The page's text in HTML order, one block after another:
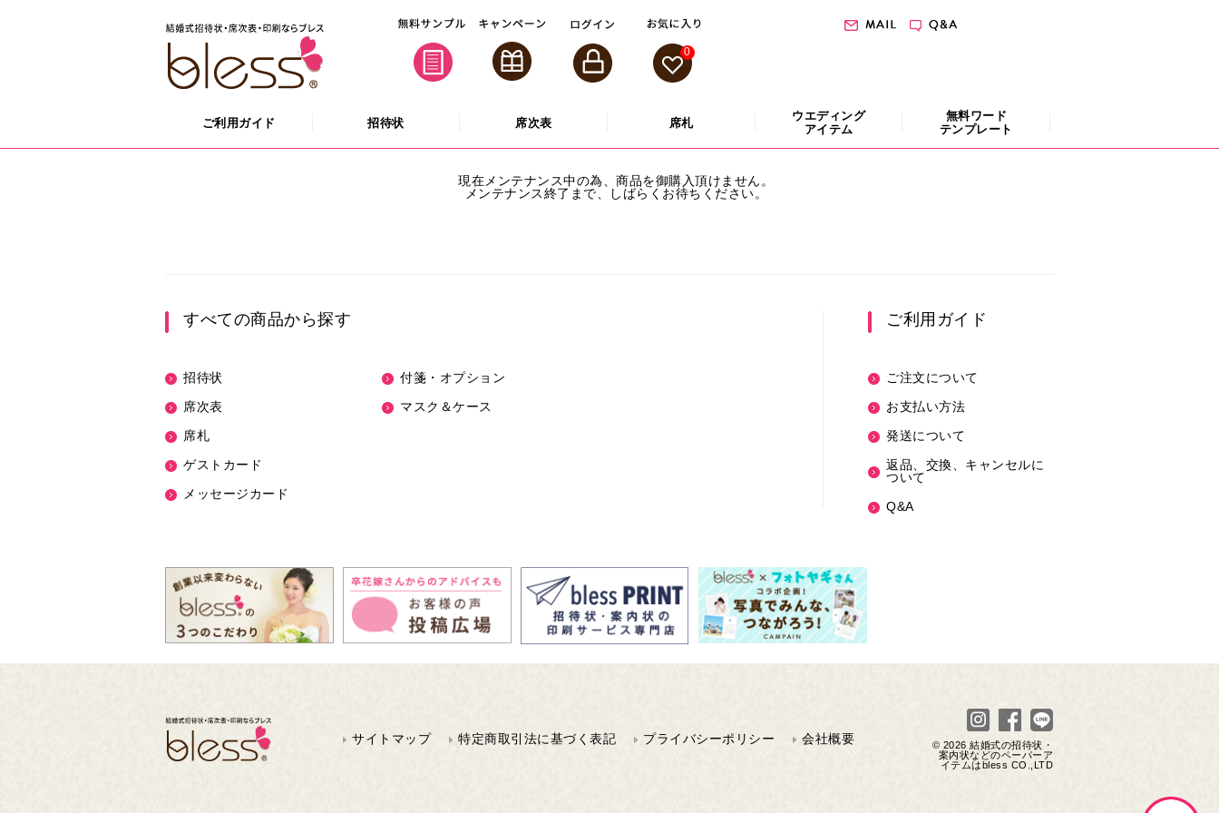
0
ご利用ガイド 招待状 席次表 席札
ウエディング
アイテム
無料ワード
テンプレート
現在メンテナンス中の為、商品を御購入頂けません。
メンテナンス終了まで、しばらくお待ちください。
すべての商品から探す
招待状
席次表
席札
ゲストカード
メッセージカード
付箋・オプション
マスク＆ケース
ご利用ガイド
ご注文について
お支払い方法
発送について
返品、交換、キャンセルに
ついて
Q&A
サイトマップ 特定商取引法に基づく表記 プライバシーポリシー 会社概要 © 2026 結婚式の招待状・
案内状などのペーパーア
イテムはbless CO.,LTD